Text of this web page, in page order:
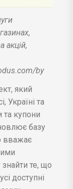
акцій,
by
який
Україні та
та купони
базу
вважає
те, що
доступні